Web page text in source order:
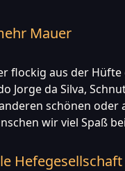
Mauer
flockig aus der
Jorge da Silva,
schönen oder
wir viel Spaß
Hefegesellschaft